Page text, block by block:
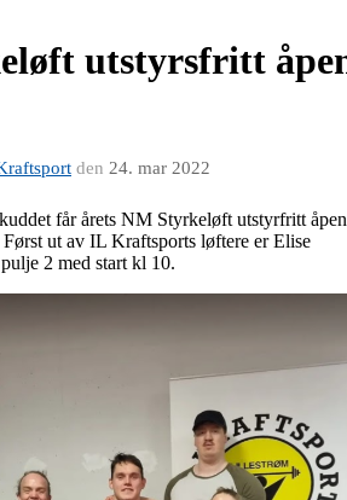
utstyrsfritt
den 24. mar 2022
får årets NM Styrkeløft utstyrfritt åpen
ut av IL Kraftsports løftere er Elise
2 med start kl 10.